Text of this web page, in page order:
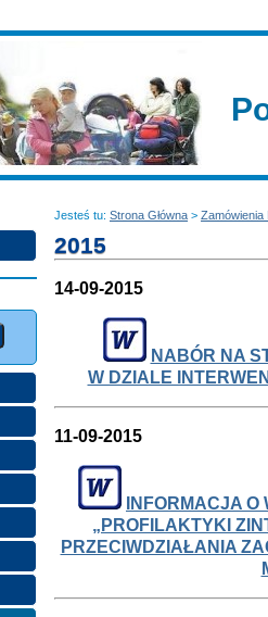
Jesteś tu: Strona Główna > Zamówienia
2015
14-09-2015
NABÓR NA
W DZIALE
11-09-2015
INFORMACJA
„PROFILAKTYKI
PRZECIWDZIAŁANIA